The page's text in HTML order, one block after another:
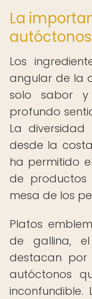
La
Los
angular de la
solo sabor y
profundo
La
desde la
ha permitido
de productos
mesa de los
Platos
de gallina,
destacan por
autóctonos